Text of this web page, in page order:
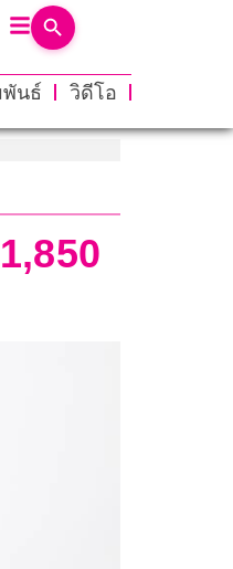
พันธ์
วิดีโอ